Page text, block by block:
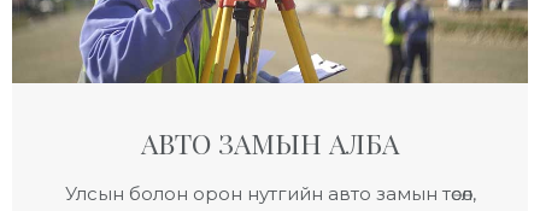
АВТО ЗАМЫН АЛБА
Улсын болон орон нутгийн авто замын төсөл,